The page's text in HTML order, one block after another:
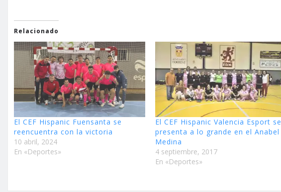
Relacionado
El CEF Hispanic Fuensanta se
reencuentra con la victoria
10 abril, 2024
En «Deportes»
El CEF Hispanic Valencia Esport se
presenta a lo grande en el Anabel
Medina
4 septiembre, 2017
En «Deportes»